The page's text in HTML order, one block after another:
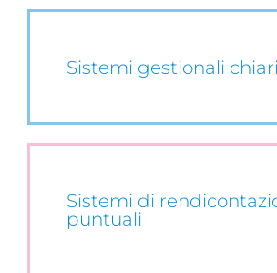
Sistemi gestionali chiari
Sistemi di
puntuali